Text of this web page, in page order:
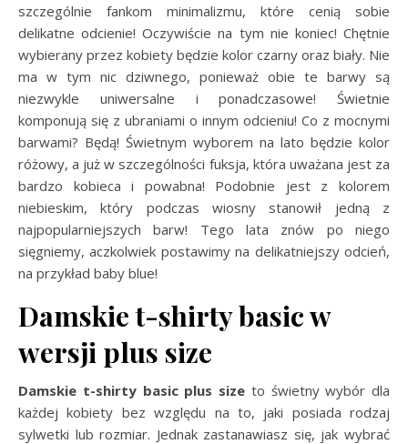
szczególnie fankom minimalizmu, które cenią sobie
delikatne odcienie! Oczywiście na tym nie koniec! Chętnie
wybierany przez kobiety będzie kolor czarny oraz biały. Nie
ma w tym nic dziwnego, ponieważ obie te barwy są
niezwykle uniwersalne i ponadczasowe! Świetnie
komponują się z ubraniami o innym odcieniu! Co z mocnymi
barwami? Będą! Świetnym wyborem na lato będzie kolor
różowy, a już w szczególności fuksja, która uważana jest za
bardzo kobieca i powabna! Podobnie jest z kolorem
niebieskim, który podczas wiosny stanowił jedną z
najpopularniejszych barw! Tego lata znów po niego
sięgniemy, aczkolwiek postawimy na delikatniejszy odcień,
na przykład baby blue!
Damskie t-shirty basic w
wersji plus size
Damskie t-shirty basic plus size to świetny wybór dla
każdej kobiety bez względu na to, jaki posiada rodzaj
sylwetki lub rozmiar. Jednak zastanawiasz się, jak wybrać